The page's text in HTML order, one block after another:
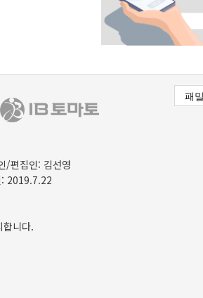
/편집인: 김선영
2019.7.22
니다.